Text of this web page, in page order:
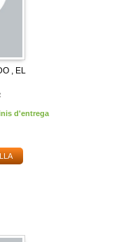
, EL
d'entrega